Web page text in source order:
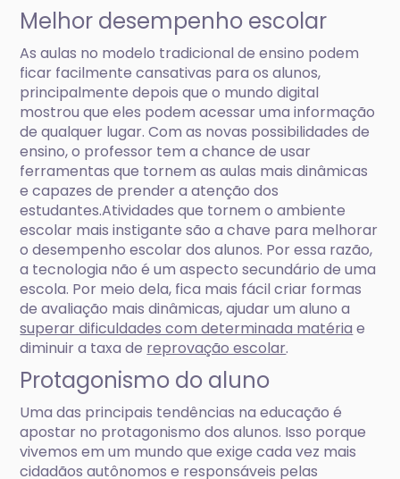
Melhor desempenho escolar
As aulas no modelo tradicional de ensino podem
ficar facilmente cansativas para os alunos,
principalmente depois que o mundo digital
mostrou que eles podem acessar uma informação
de qualquer lugar. Com as novas possibilidades de
ensino, o professor tem a chance de usar
ferramentas que tornem as aulas mais dinâmicas
e capazes de prender a atenção dos
estudantes.Atividades que tornem o ambiente
escolar mais instigante são a chave para melhorar
o desempenho escolar dos alunos. Por essa razão,
a tecnologia não é um aspecto secundário de uma
escola. Por meio dela, fica mais fácil criar formas
de avaliação mais dinâmicas, ajudar um aluno a
superar dificuldades com determinada matéria e
diminuir a taxa de reprovação escolar.
Protagonismo do aluno
Uma das principais tendências na educação é
apostar no protagonismo dos alunos. Isso porque
vivemos em um mundo que exige cada vez mais
cidadãos autônomos e responsáveis pelas